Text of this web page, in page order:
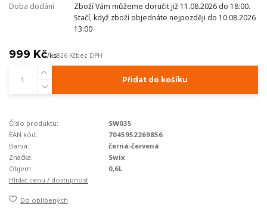
Doba dodání
Zboží Vám můžeme doručit již 11.08.2026 do 18:00.
Stačí, když zboží objednáte nejpozději do 10.08.2026
13:00
999 Kč/ks826 Kčbez DPH
Přidat do košíku
Číslo produktu:
SW035
EAN kód:
7045952269856
Barva:
černá-červená
Značka:
Swix
Objem:
0,6L
Hlídat cenu / dostupnost
Do oblíbených